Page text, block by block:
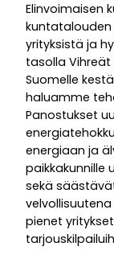
Elinvoimaisen
yrityksistä ja
tasolla
Suomelle
haluamme
Panostukset
energiaan ja
paikkakunnille
sekä
pienet